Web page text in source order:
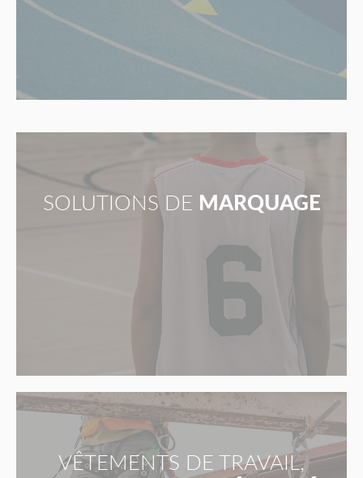
SOLUTIONS DE MARQUAGE
VÊTEMENTS DE TRAVAIL,